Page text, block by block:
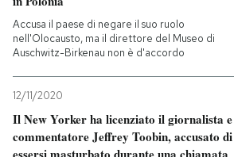
Accusa il paese di negare il suo ruolo
nell'Olocausto, ma il direttore del Museo di
Auschwitz-Birkenau non è d'accordo
12/11/2020
Il New Yorker ha licenziato il giornalista e
commentatore Jeffrey Toobin, accusato di